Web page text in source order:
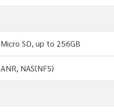
Micro SD, up to 256GB
ANR, NAS(NFS)